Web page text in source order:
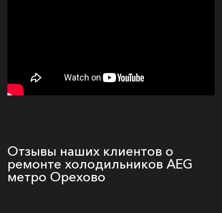
Отзывы наших клиентов о
ремонте холодильников AEG
метро Орехово